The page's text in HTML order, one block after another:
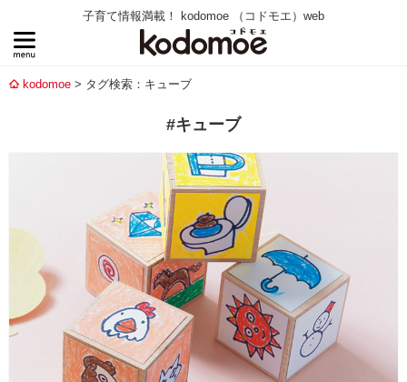
子育て情報満載！ kodomoe （コドモエ）web
kodomoe タグ検索：キューブ
#キューブ